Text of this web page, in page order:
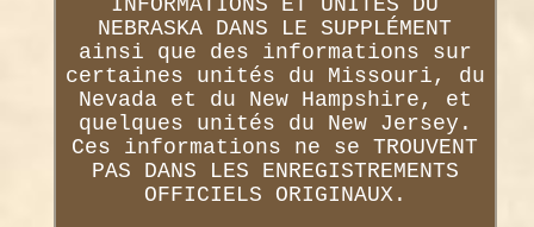
INFORMATIONS ET UNITÉS DU
NEBRASKA DANS LE SUPPLÉMENT
ainsi que des informations sur
certaines unités du Missouri, du
Nevada et du New Hampshire, et
quelques unités du New Jersey.
Ces informations ne se TROUVENT
PAS DANS LES ENREGISTREMENTS
OFFICIELS ORIGINAUX.